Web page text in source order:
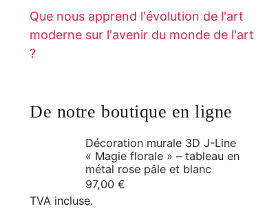
Que nous apprend l'évolution de l'art
moderne sur l'avenir du monde de l'art
?
De notre boutique en ligne
Décoration murale 3D J-Line
« Magie florale » – tableau en
métal rose pâle et blanc
97,00€
TVA incluse.